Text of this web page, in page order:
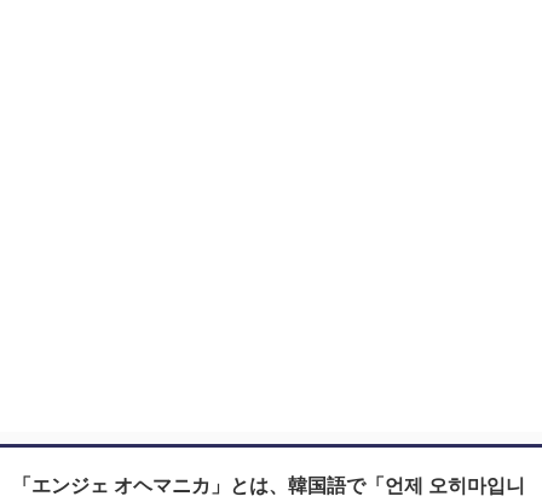
「エンジェ オヘマニカ」とは、韓国語で「언제 오히마입니